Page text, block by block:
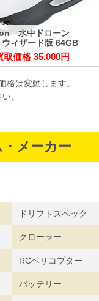
水中ドローン
ィザード版 64GB
取価格 35,000円
は変動します。
。
メーカー
ドリフトスペック
クローラー
RCヘリコプター
バッテリー